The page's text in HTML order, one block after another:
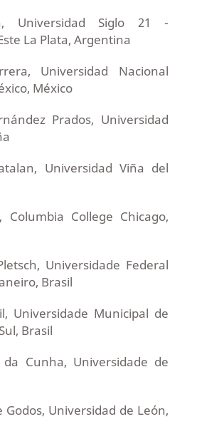
Universidad Siglo 21 -
La Plata, Argentina
Universidad Nacional
México
Prados, Universidad
Universidad Viña del
Columbia College Chicago,
Universidade Federal
Brasil
Universidade Municipal de
Brasil
da Cunha, Universidade de
Godos, Universidad de León,